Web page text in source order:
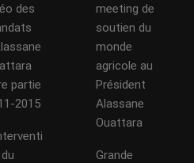
des
partie
2015
meeting de
soutien du
monde
agricole au
Président
Alassane
Ouattara
Grande